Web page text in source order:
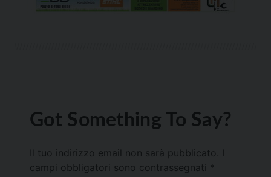
Got Something To Say?
Il tuo indirizzo email non sarà pubblicato.
campi obbligatori sono contrassegnati *